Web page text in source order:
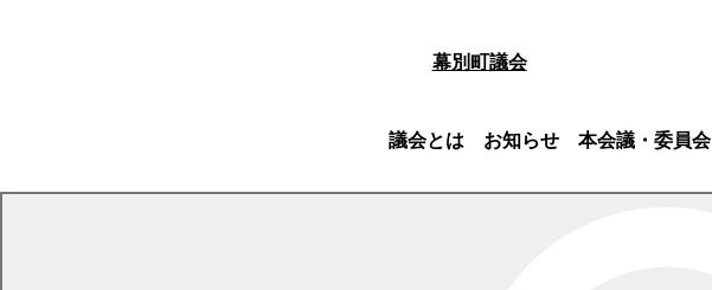
幕別町議会
議会とは お知らせ 本会議・委員会